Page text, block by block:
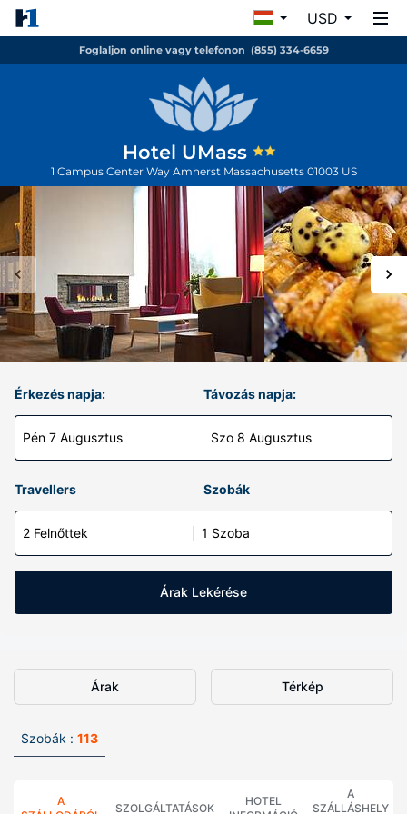
USD
Foglaljon online vagy telefonon (855) 334-6659
Hotel UMass
1 Campus Center Way Amherst Massachusetts 01003 US
Érkezés napja:
Pén 7 Augusztus
Távozás napja:
Szo 8 Augusztus
Travellers Szobák
2 Felnőttek 1 Szoba
Árak Lekérése
Árak Térkép
Szobák : 113
A
SZOLGÁLTATÁSOK
HOTEL
A
SZÁLLÁSHELY